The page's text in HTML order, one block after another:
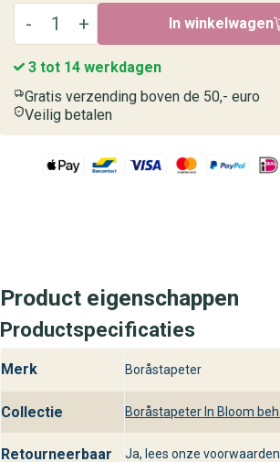
In winkelwagen
3 tot 14 werkdagen
Gratis verzending boven de 50,- euro
Veilig betalen
Product eigenschappen
Productspecificaties
Merk Boråstapeter
Collectie Boråstapeter In Bloom
Retourneerbaar Ja, lees onze voorwaarden